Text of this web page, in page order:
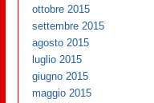
ottobre 2015
settembre 2015
agosto 2015
luglio 2015
giugno 2015
maggio 2015